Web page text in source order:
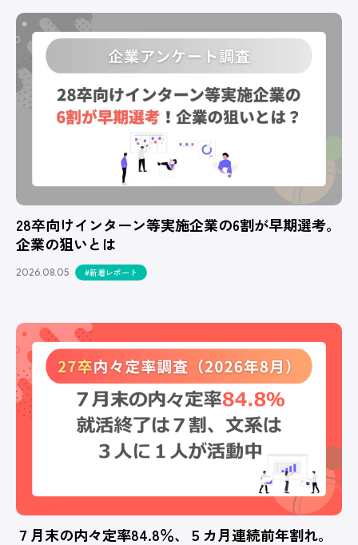
28卒向けインターン等実施企業の6割が早期選考。
企業の狙いとは
2026.08.05 #新着レポート
７月末の内々定率84.8％、５カ月連続前年割れ。